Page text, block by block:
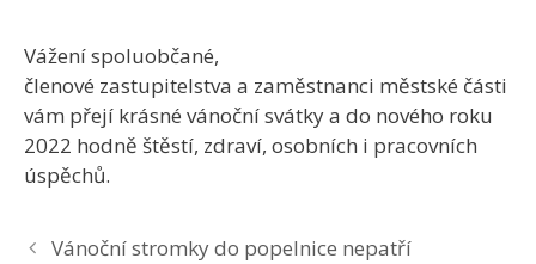
Vážení spoluobčané,
členové zastupitelstva a zaměstnanci městské části
vám přejí krásné vánoční svátky a do nového roku
2022 hodně štěstí, zdraví, osobních i pracovních
úspěchů.
Vánoční stromky do popelnice nepatří